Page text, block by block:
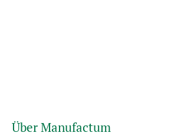
Über Manufactum